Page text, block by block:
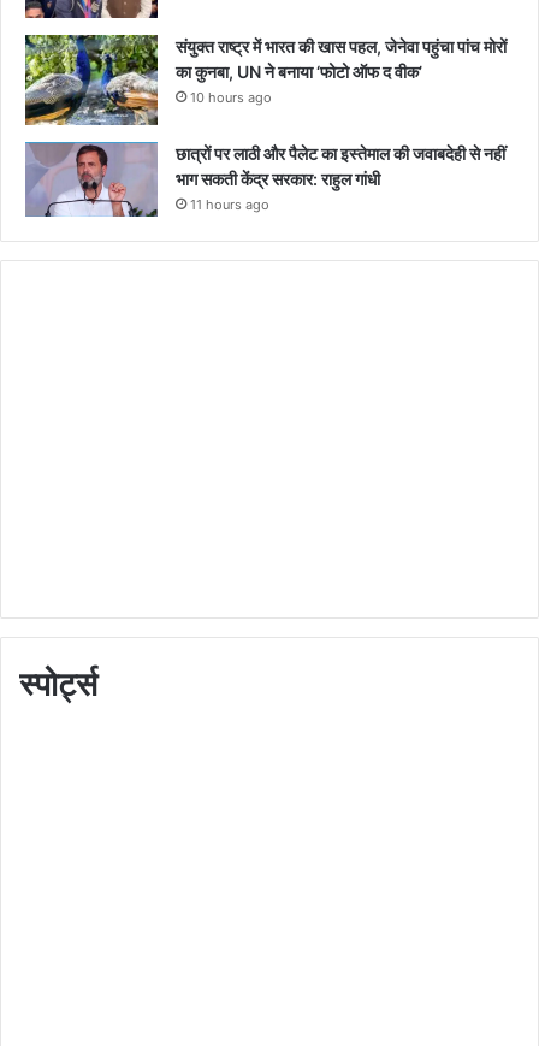
संयुक्त राष्ट्र में भारत की खास पहल, जेनेवा पहुंचा पांच मोरों
का कुनबा, UN ने बनाया ‘फोटो ऑफ द वीक’
10 hours ago
छात्रों पर लाठी और पैलेट का इस्तेमाल की जवाबदेही से नहीं
भाग सकती केंद्र सरकार: राहुल गांधी
11 hours ago
स्पोर्ट्स